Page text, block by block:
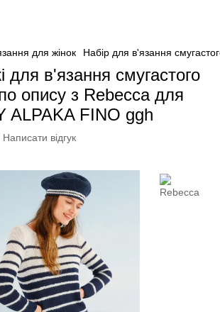
для жінок Набір для в'язання
для в'язання смугастого
опису з Rebecca для
ALPAKA FINO ggh
Написати відгук